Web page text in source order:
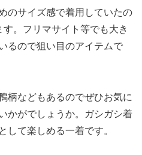
のサイズ感で着用していたの
。フリマサイト等でも大き
るので狙い目のアイテムで
柄などもあるのでぜひお気に
かがでしょうか。ガシガシ着
して楽しめる一着です。